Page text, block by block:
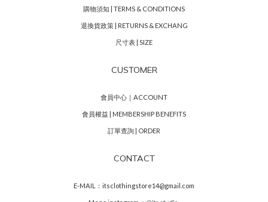
購物須知 | TERMS & CONDITIONS
退換貨政策 | RETURNS & EXCHANG
尺寸表 | SIZE
CUSTOMER
會員中心｜ACCOUNT
會員權益 | MEMBERSHIP BENEFITS
訂單查詢 | ORDER
CONTACT
E-MAIL：itsclothingstore14@gmail.com